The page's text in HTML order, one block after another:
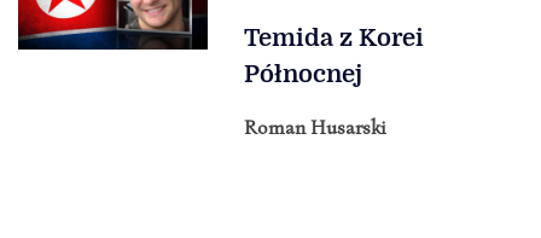
Temida z Korei
Północnej
Roman Husarski